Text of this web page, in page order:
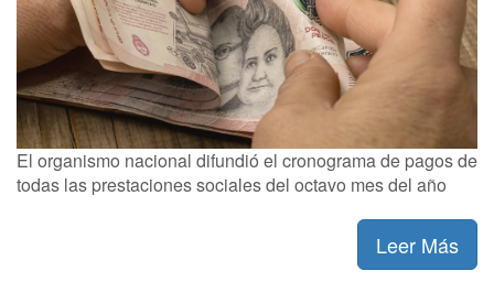
El organismo nacional difundió el cronograma de pagos de
todas las prestaciones sociales del octavo mes del año
Leer Más